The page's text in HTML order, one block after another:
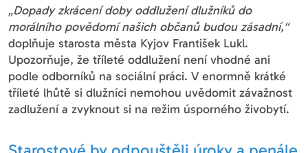
„Dopady zkrácení doby oddlužení dlužníků do
morálního povědomí našich občanů budou zásadní,“
doplňuje starosta města Kyjov František Lukl.
Upozorňuje, že tříleté oddlužení není vhodné ani
podle odborníků na sociální práci. V enormně krátké
tříleté lhůtě si dlužníci nemohou uvědomit závažnost
zadlužení a zvyknout si na režim úsporného živobytí.